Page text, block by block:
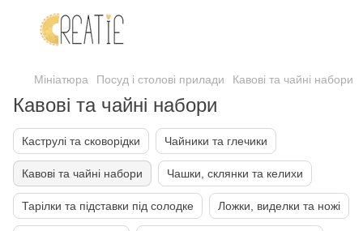
Мініатюра Посуд і столові прилади Кавові та чайні набори
Кавові та чайні набори
Каструлі та сковорідки Чайники та глечики
Кавові та чайні набори Чашки, склянки та келихи
Тарілки та підставки під солодке Ложки, виделки та ножі